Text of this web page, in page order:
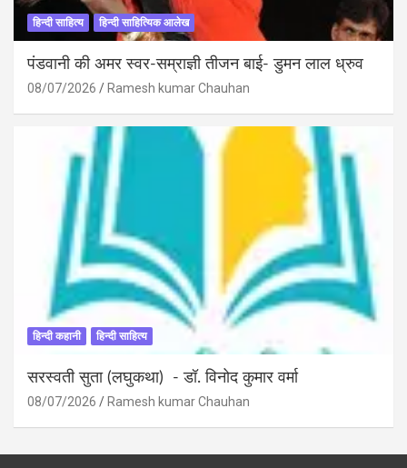
हिन्दी साहित्य हिन्दी साहित्यिक आलेख
पंडवानी की अमर स्वर-सम्राज्ञी तीजन बाई- डुमन लाल ध्रुव
08/07/2026 Ramesh kumar Chauhan
हिन्दी कहानी हिन्दी साहित्य
सरस्वती सुता (लघुकथा) ​- डॉ. विनोद कुमार वर्मा
08/07/2026 Ramesh kumar Chauhan